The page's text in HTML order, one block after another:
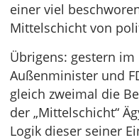
einer viel
Mittelschicht von
Übrigens: gestern
Außenminister und
gleich zweimal die
der „Mittelschicht“
Logik dieser seiner